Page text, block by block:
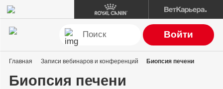
Войти
Главная Записи вебинаров и конференций Биопсия печени
Биопсия печени